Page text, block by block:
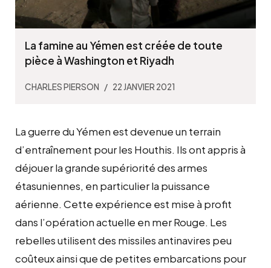
La famine au Yémen est créée de toute
pièce à Washington et Riyadh
CHARLES PIERSON 22 JANVIER 2021
La guerre du Yémen est devenue un terrain
d’entraînement pour les Houthis. Ils ont appris à
déjouer la grande supériorité des armes
étasuniennes, en particulier la puissance
aérienne. Cette expérience est mise à profit
dans l’opération actuelle en mer Rouge. Les
rebelles utilisent des missiles antinavires peu
coûteux ainsi que de petites embarcations pour